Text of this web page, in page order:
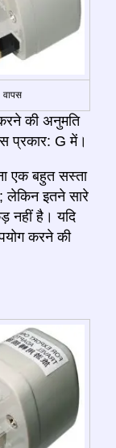
वापस
की अनुमति
प्रकार: G में।
एक बहुत सस्ता
लेकिन इतने सारे
नहीं है। यदि
करने की